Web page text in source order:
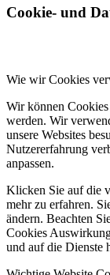
Cookie- und
Wie wir Cookies
Wir können
werden. Wir
unsere Websites
Nutzererfahrung
anpassen.
Klicken Sie auf die
mehr zu erfahren.
ändern. Beachten
Cookies
und auf die Dienste